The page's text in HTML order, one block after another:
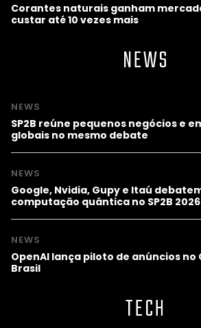
Corantes naturais ganham
custar até 10 vezes mais
NEWS
NEWS
SP2B reúne pequenos negócios e
globais no mesmo debate
NEWS
Google, Nvidia, Gupy e Itaú
computação quântica no SP2B 2026
NEWS
OpenAI lança piloto de anúncios no
Brasil
TECH